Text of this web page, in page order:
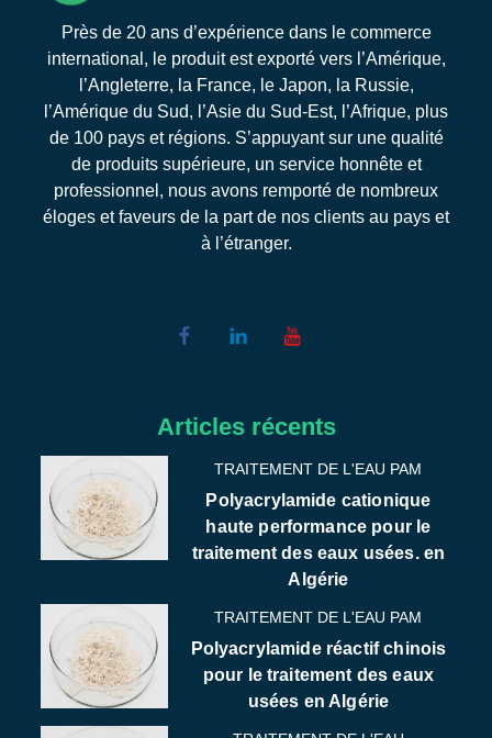
Près de 20 ans d’expérience dans le commerce
international, le produit est exporté vers l’Amérique,
l’Angleterre, la France, le Japon, la Russie,
l’Amérique du Sud, l’Asie du Sud-Est, l’Afrique, plus
de 100 pays et régions. S’appuyant sur une qualité
de produits supérieure, un service honnête et
professionnel, nous avons remporté de nombreux
éloges et faveurs de la part de nos clients au pays et
à l’étranger.
Articles récents
TRAITEMENT DE L'EAU PAM
Polyacrylamide cationique
haute performance pour le
traitement des eaux usées. en
Algérie
TRAITEMENT DE L'EAU PAM
Polyacrylamide réactif chinois
pour le traitement des eaux
usées en Algérie